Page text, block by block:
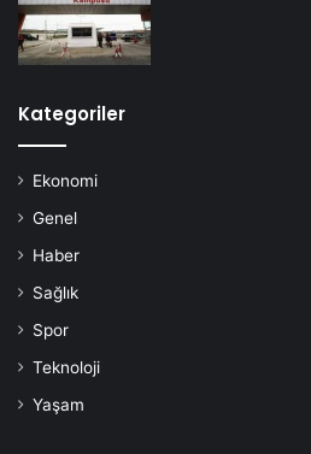
Kategoriler
Ekonomi
Genel
Haber
Sağlık
Spor
Teknoloji
Yaşam